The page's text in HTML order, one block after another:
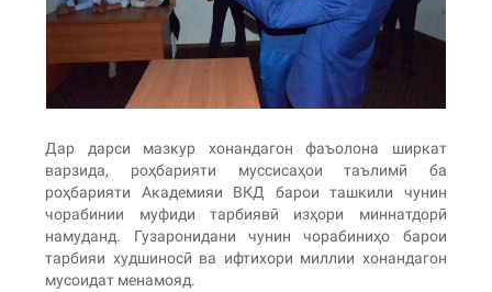
Дар дарси мазкур хонандагон фаъолона ширкат
варзида, роҳбарияти муссисаҳои таълимӣ ба
роҳбарияти Академияи ВКД барои ташкили чунин
чорабинии муфиди тарбиявӣ изҳори миннатдорӣ
намуданд. Гузаронидани чунин чорабиниҳо барои
тарбияи худшиносӣ ва ифтихори миллии хонандагон
мусоидат менамояд.